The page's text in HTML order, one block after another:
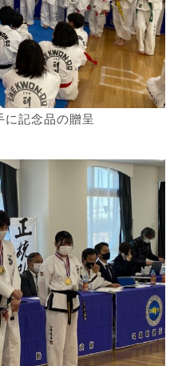
に記念品の贈呈